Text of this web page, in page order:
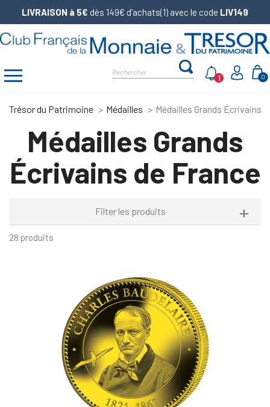
LIVRAISON à 5€ dès 149€ d’achats(1) avec le code LIV149
0
1
Trésor du Patrimoine Médailles Médailles Grands Écrivains
Médailles Grands
Écrivains de France
Filter les produits
28 produits